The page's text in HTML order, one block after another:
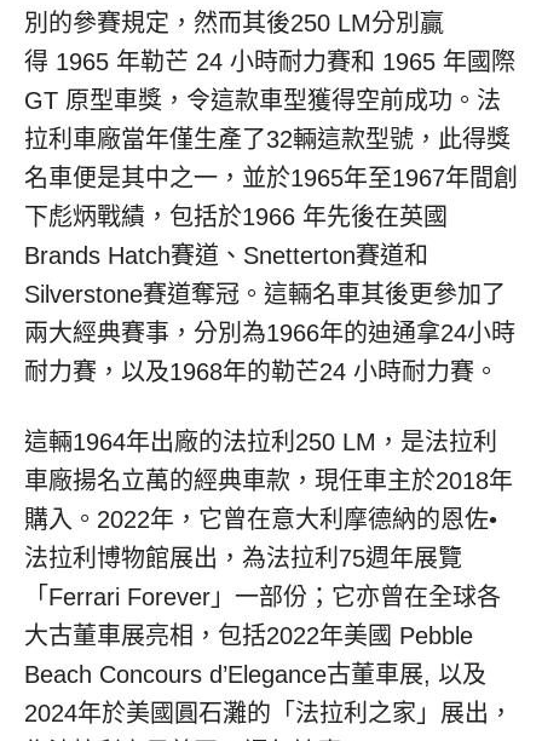
別的參賽規定，然而其後250 LM分別贏
得 1965 年勒芒 24 小時耐力賽和 1965 年國際
GT 原型車獎，令這款車型獲得空前成功。法
拉利車廠當年僅生產了32輛這款型號，此得獎
名車便是其中之一，並於1965年至1967年間創
下彪炳戰績，包括於1966 年先後在英國
Brands Hatch賽道、Snetterton賽道和
Silverstone賽道奪冠。這輛名車其後更參加了
兩大經典賽事，分別為1966年的迪通拿24小時
耐力賽，以及1968年的勒芒24 小時耐力賽。
這輛1964年出廠的法拉利250 LM，是法拉利
車廠揚名立萬的經典車款，現任車主於2018年
購入。2022年，它曾在意大利摩德納的恩佐•
法拉利博物館展出，為法拉利75週年展覽
「Ferrari Forever」一部份；它亦曾在全球各
大古董車展亮相，包括2022年美國 Pebble
Beach Concours d’Elegance古董車展, 以及
2024年於美國圓石灘的「法拉利之家」展出，